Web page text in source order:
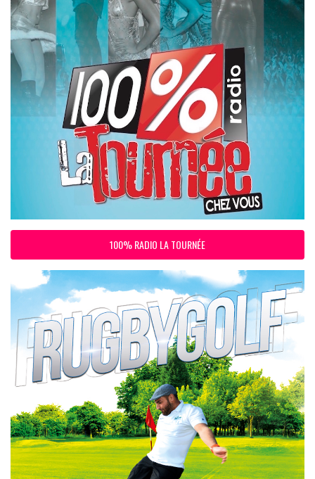
100% RADIO LA TOURNÉE